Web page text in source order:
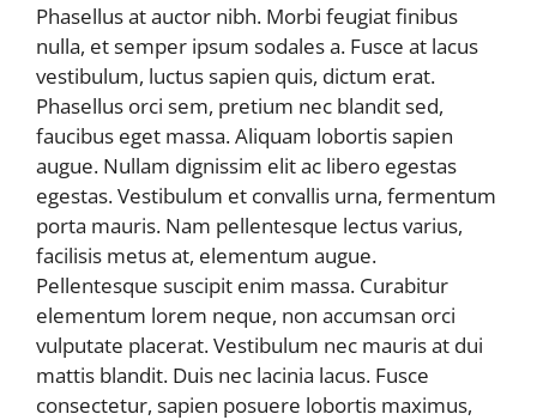
Phasellus at auctor nibh. Morbi feugiat finibus
nulla, et semper ipsum sodales a. Fusce at lacus
vestibulum, luctus sapien quis, dictum erat.
Phasellus orci sem, pretium nec blandit sed,
faucibus eget massa. Aliquam lobortis sapien
augue. Nullam dignissim elit ac libero egestas
egestas. Vestibulum et convallis urna, fermentum
porta mauris. Nam pellentesque lectus varius,
facilisis metus at, elementum augue.
Pellentesque suscipit enim massa. Curabitur
elementum lorem neque, non accumsan orci
vulputate placerat. Vestibulum nec mauris at dui
mattis blandit. Duis nec lacinia lacus. Fusce
consectetur, sapien posuere lobortis maximus,